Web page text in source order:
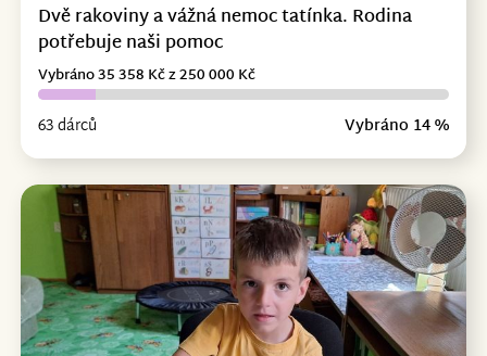
Dvě rakoviny a vážná nemoc tatínka. Rodina
potřebuje naši pomoc
63 dárců Vybráno 14 %
Vybráno 35 358 Kč z 250 000 Kč